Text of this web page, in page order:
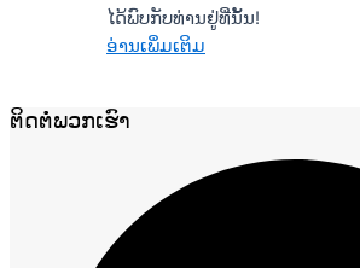
ໄດ້ພົບກັບທ່ານຢູ່ທີ່ນັ້ນ!
ອ່ານເພິ່ມເຕິມ
ຕິດຕໍ່ພວກເຮົາ